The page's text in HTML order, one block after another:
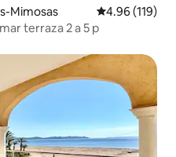
Mimosas Calificación
4.96 (119)
terraza 2 a 5 p